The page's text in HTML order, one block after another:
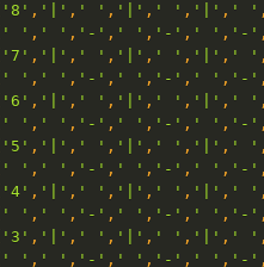
'8' , '|' , ' ' , '|' , ' ' , '|' , ' ' ,
' ' , ' ' , '-' , ' ' , '-' , ' ' , '-' ,
'7' , '|' , ' ' , '|' , ' ' , '|' , ' ' ,
' ' , ' ' , '-' , ' ' , '-' , ' ' , '-' ,
'6' , '|' , ' ' , '|' , ' ' , '|' , ' ' ,
' ' , ' ' , '-' , ' ' , '-' , ' ' , '-' ,
'5' , '|' , ' ' , '|' , ' ' , '|' , ' ' ,
' ' , ' ' , '-' , ' ' , '-' , ' ' , '-' ,
'4' , '|' , ' ' , '|' , ' ' , '|' , ' ' ,
' ' , ' ' , '-' , ' ' , '-' , ' ' , '-' ,
'3' , '|' , ' ' , '|' , ' ' , '|' , ' ' ,
' ' , ' ' , '-' , ' ' , '-' , ' ' , '-' ,